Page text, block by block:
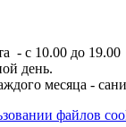
- с 10.00 до 19.00
день.
месяца -
файлов